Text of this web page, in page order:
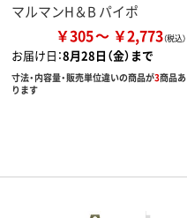
マルマンH＆B パイポ
￥305 ￥2,773
お届け日：8月28日（金）まで
寸法・内容量・販売単位違いの商品が3商品あ
ります